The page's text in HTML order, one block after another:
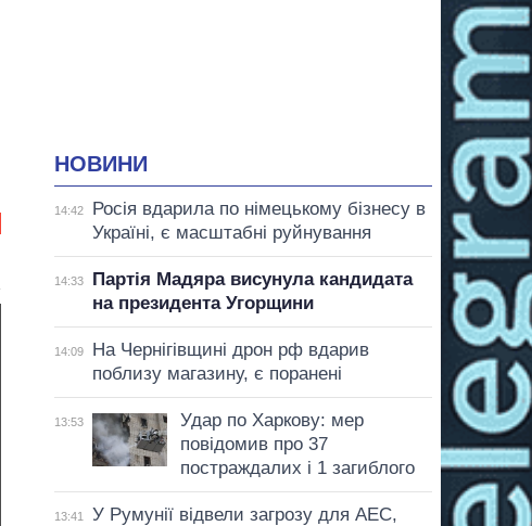
НОВИНИ
14:42
Росія вдарила по німецькому бізнесу в
Україні, є масштабні руйнування
14:33
Партія Мадяра висунула кандидата
на президента Угорщини
14:09
На Чернігівщині дрон рф вдарив
поблизу магазину, є поранені
13:53
Удар по Харкову: мер
повідомив про 37
постраждалих і 1 загиблого
13:41
У Румунії відвели загрозу для АЕС,